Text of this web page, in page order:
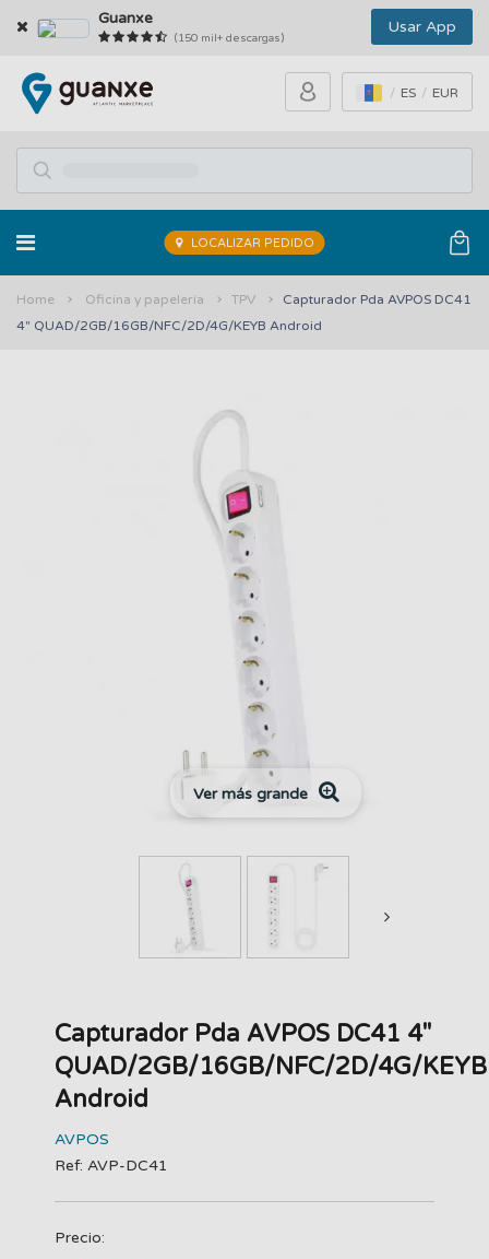
Guanxe
(150 mil+ descargas)
Usar App
ES EUR
LOCALIZAR PEDIDO
Home Oficina y papelería TPV
Capturador Pda AVPOS DC41
4" QUAD/2GB/16GB/NFC/2D/4G/KEYB Android
Ver más grande
Capturador Pda AVPOS DC41 4"
QUAD/2GB/16GB/NFC/2D/4G/KEYB
Android
AVPOS
Ref: AVP-DC41
Precio: